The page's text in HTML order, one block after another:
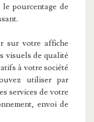
pourcentage de
sur votre affiche
visuels de qualité
à votre société
utiliser par
services de votre
envoi de